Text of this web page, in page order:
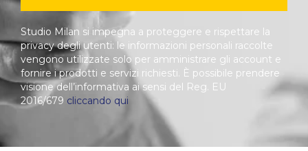
Studio Milan si impegna a proteggere e rispettare la
privacy degli utenti: le informazioni personali raccolte
vengono utilizzate solo per amministrare gli account e
fornire i prodotti e servizi richiesti. È possibile prendere
visione dell’informativa ai sensi del Reg. EU
2016/679 cliccando qui